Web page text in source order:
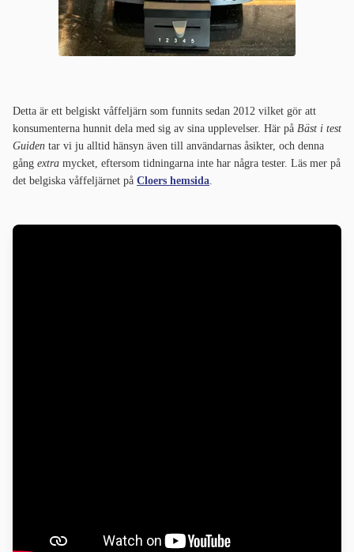
Detta är ett belgiskt våffeljärn som funnits sedan 2012 vilket gör att
konsumenterna hunnit dela med sig av sina upplevelser. Här på Bäst i test
Guiden tar vi ju alltid hänsyn även till användarnas åsikter, och denna
gång extra mycket, eftersom tidningarna inte har några tester. Läs mer på
det belgiska våffeljärnet på Cloers hemsida